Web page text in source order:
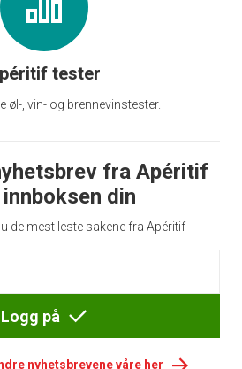
tester
øl-, vin- og brennevinstester.
fra Apéritif
din
de mest leste sakene fra Apéritif
Logg på
nyhetsbrevene våre her